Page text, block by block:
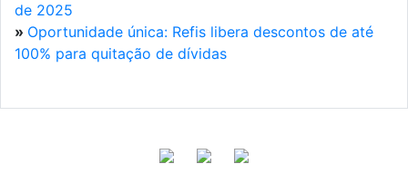
de 2025
» Oportunidade única: Refis libera descontos de até
100% para quitação de dívidas